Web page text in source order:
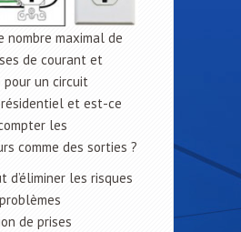
nombre maximal de
de courant et
pour un circuit
et est-ce
les
comme des sorties ?
d’éliminer les risques
de prises